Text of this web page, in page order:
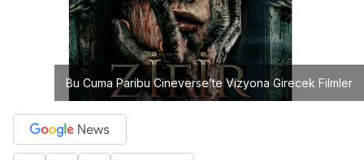
Bu Cuma Paribu Cineverse’te Vizyona Girecek Filmler